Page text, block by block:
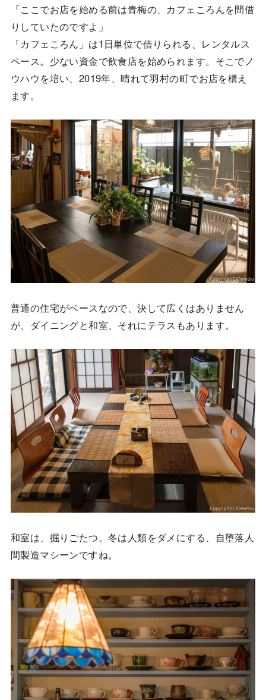
「ここでお店を始める前は青梅の、カフェころんを間借
りしていたのですよ」
「カフェころん」は1日単位で借りられる、レンタルス
ペース。少ない資金で飲食店を始められます。そこでノ
ウハウを培い、2019年、晴れて羽村の町でお店を構え
ます。
普通の住宅がベースなので、決して広くはありません
が、ダイニングと和室、それにテラスもあります。
和室は、掘りごたつ。冬は人類をダメにする、自堕落人
間製造マシーンですね。